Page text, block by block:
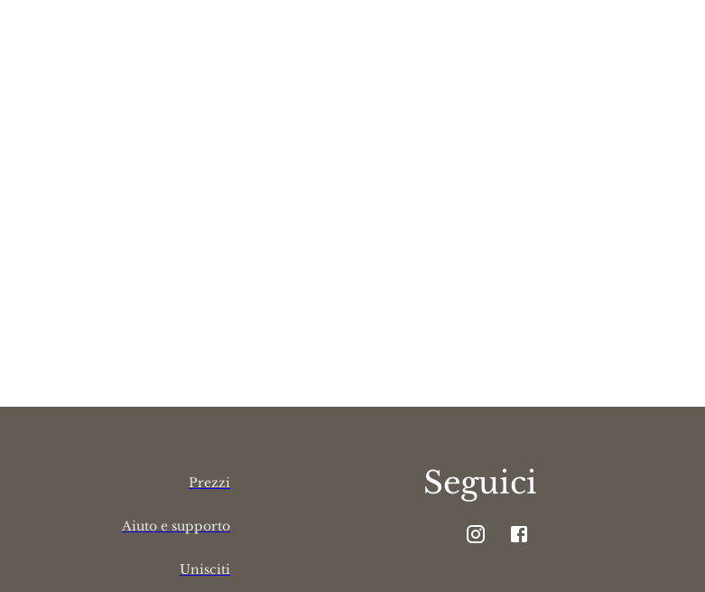
Prezzi
Aiuto e supporto
Unisciti
Seguici